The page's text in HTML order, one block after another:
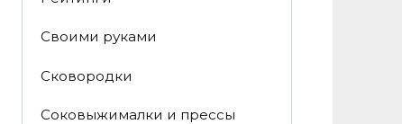
Своими руками
Сковородки
Соковыжималки и прессы